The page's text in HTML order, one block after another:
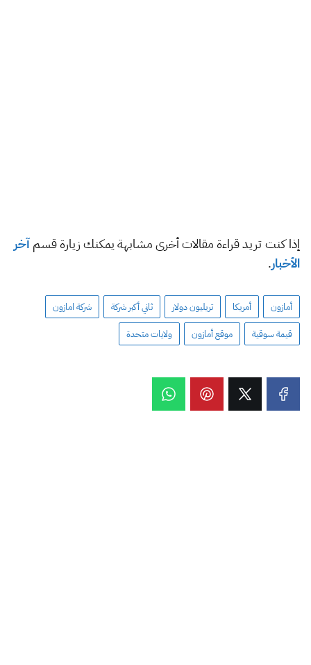
إذا كنت تريد قراءة مقالات أخرى مشابهة يمكنك زيارة قسمآخر
الأخبار.
أمازون أمريكا تريليون دولار ثاني أكبر شركة شركة امازون
قيمة سوقية موقع أمازون ولايات متحدة